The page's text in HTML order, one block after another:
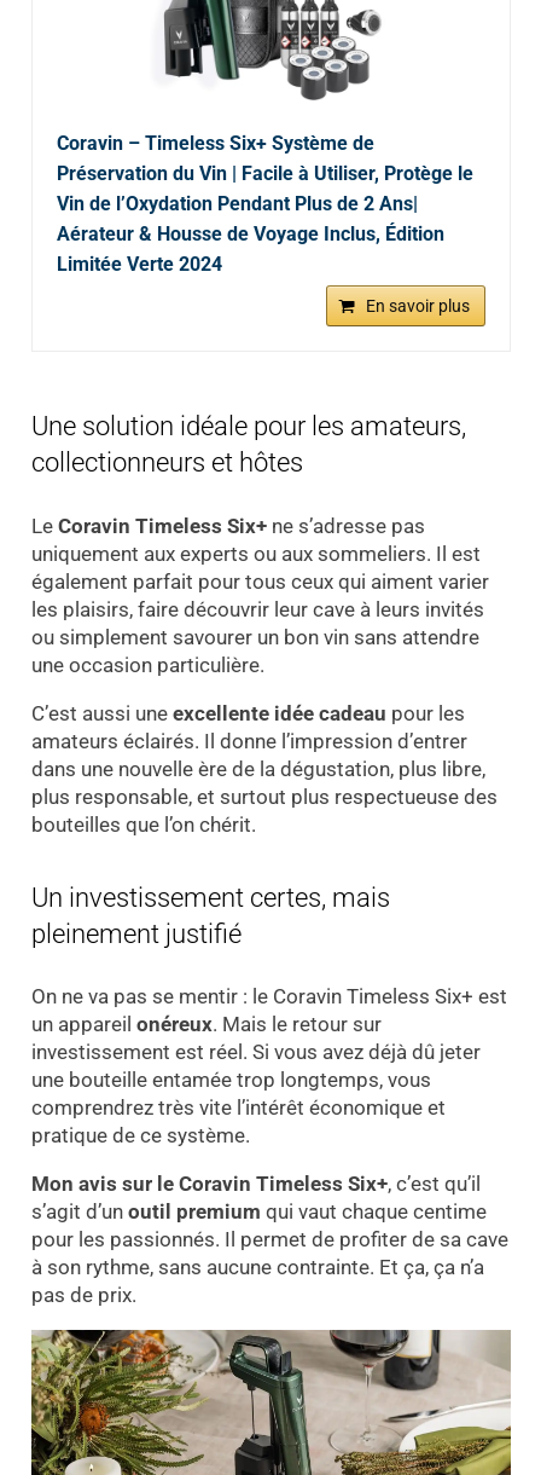
Coravin – Timeless Six+ Système de
Préservation du Vin | Facile à Utiliser, Protège le
Vin de l’Oxydation Pendant Plus de 2 Ans|
Aérateur & Housse de Voyage Inclus, Édition
Limitée Verte 2024
En savoir plus
Une solution idéale pour les amateurs,
collectionneurs et hôtes
Le Coravin Timeless Six+ne s’adresse pas
uniquement aux experts ou aux sommeliers. Il est
également parfait pour tous ceux qui aiment varier
les plaisirs, faire découvrir leur cave à leurs invités
ou simplement savourer un bon vin sans attendre
une occasion particulière.
C’est aussi une excellente idée cadeau pour les
amateurs éclairés. Il donne l’impression d’entrer
dans une nouvelle ère de la dégustation, plus libre,
plus responsable, et surtout plus respectueuse des
bouteilles que l’on chérit.
Un investissement certes, mais
pleinement justifié
On ne va pas se mentir : le Coravin Timeless Six+ est
un appareil onéreux. Mais le retour sur
investissement est réel. Si vous avez déjà dû jeter
une bouteille entamée trop longtemps, vous
comprendrez très vite l’intérêt économique et
pratique de ce système.
Mon avis sur le Coravin Timeless Six+, c’est qu’il
s’agit d’un outil premium qui vaut chaque centime
pour les passionnés. Il permet de profiter de sa cave
à son rythme, sans aucune contrainte. Et ça, ça n’a
pas de prix.